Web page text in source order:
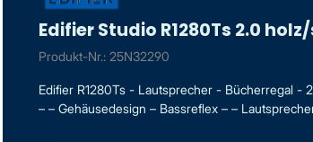
Edifier Studio R1280Ts 2.0
Produkt-Nr.: 25N32290
Edifier R1280Ts - Lautsprecher - Bücherregal -
– – Gehäusedesign – Bassreflex – –